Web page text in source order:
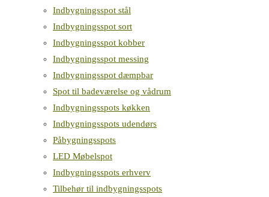
Indbygningsspot stål
Indbygningsspot sort
Indbygningsspot kobber
Indbygningsspot messing
Indbygningsspot dæmpbar
Spot til badeværelse og vådrum
Indbygningsspots køkken
Indbygningsspots udendørs
Påbygningsspots
LED Møbelspot
Indbygningsspots erhverv
Tilbehør til indbygningsspots